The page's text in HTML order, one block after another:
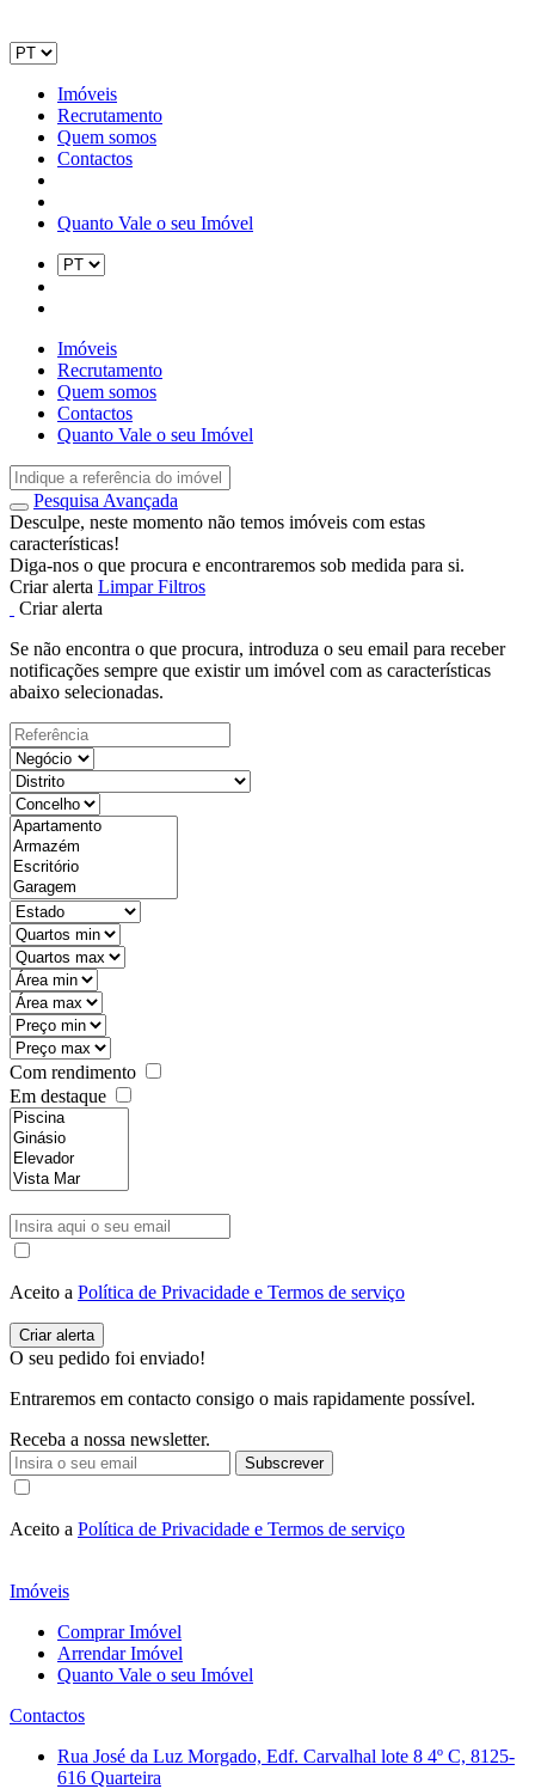
Imóveis
Recrutamento
Quem somos
Contactos
Quanto Vale o seu Imóvel
Imóveis
Recrutamento
Quem somos
Contactos
Quanto Vale o seu Imóvel
Pesquisa Avançada
Desculpe, neste momento não temos imóveis com estas
características!
Diga-nos o que procura e encontraremos sob medida para si.
Criar alerta Limpar Filtros
Criar alerta
Se não encontra o que procura, introduza o seu email para receber
notificações sempre que existir um imóvel com as características
abaixo selecionadas.
Com rendimento
Em destaque
Aceito a Política de Privacidade e Termos de serviço
O seu pedido foi enviado!
Entraremos em contacto consigo o mais rapidamente possível.
Receba a nossa newsletter.
Subscrever
Aceito a Política de Privacidade e Termos de serviço
Imóveis
Comprar Imóvel
Arrendar Imóvel
Quanto Vale o seu Imóvel
Contactos
Rua José da Luz Morgado, Edf. Carvalhal lote 8 4º C, 8125-
616 Quarteira